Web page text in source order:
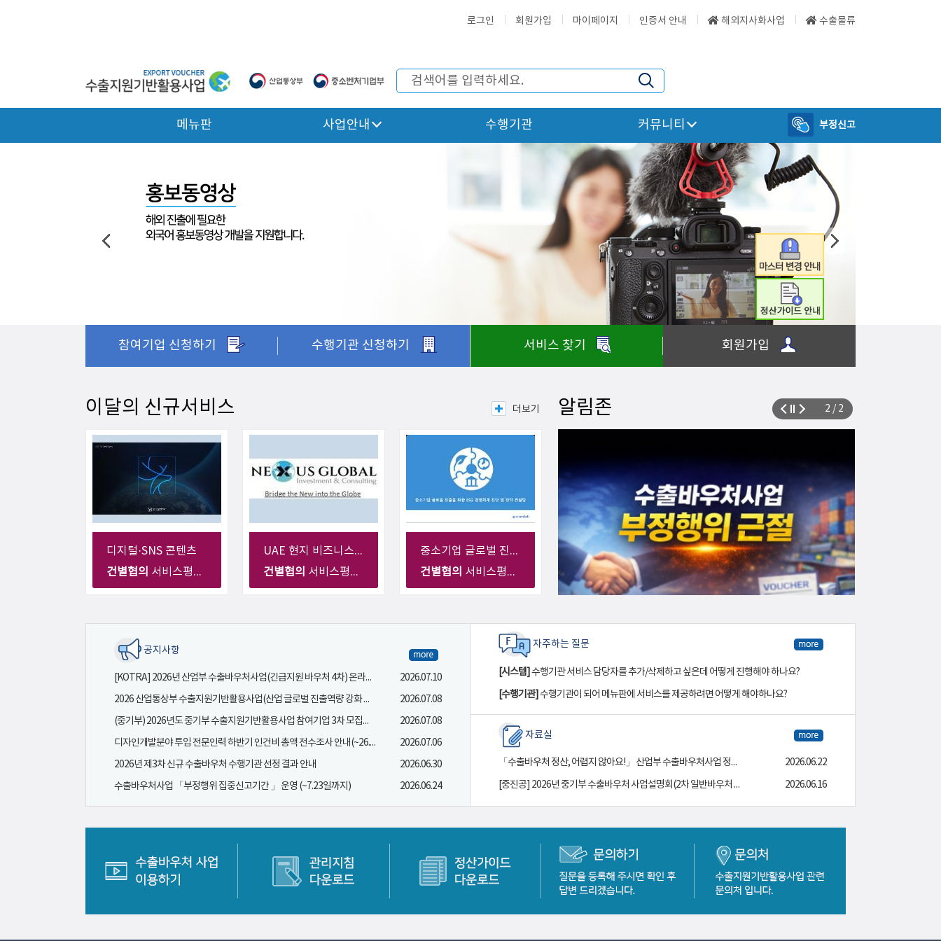
로그인 회원가입 마이페이지 인증서 안내 해외지사화사업 수출물류
메뉴판 사업안내 수행기관 커뮤니티 부정신고
참여기업 신청하기 수행기관 신청하기 서비스 찾기 회원가입
이달의 신규서비스
디지털·SNS 콘텐츠
건별협의 서비스평균가 : 0원
UAE 현지 비즈니스 미팅 및 해외영업 지원 서비스
건별협의 서비스평균가 : 0원
중소기업 글로벌 진출을 위한 ESG 경영체계 진단 및 전략 컨설팅
건별협의 서비스평균가 : 0원
더보기 알림존 2 / 2
공지사항
[KOTRA] 2026년 산업부 수출바우처사업(긴급지원 바우처 4차) 온라인 신청 설명회 안내
2026.07.10
2026 산업통상부 수출지원기반활용사업(산업 글로벌 진출역량 강화 사업_긴급지원바우처4차) 참여기업 모집안내
2026.07.08
(중기부) 2026년도 중기부 수출지원기반활용사업 참여기업 3차 모집공고
2026.07.08
디자인개발분야 투입 전문인력 하반기 인건비 총액 전수조사 안내(~26.07.29)
2026.07.06
2026년 제3차 신규 수출바우처 수행기관 선정 결과 안내
2026.06.30
수출바우처사업 「부정행위 집중신고기간 」 운영 (~7.23일까지)
2026.06.24
자주하는 질문
[시스템] 수행기관 서비스 담당자를 추가/삭제하고 싶은데 어떻게 진행해야 하나요?
[수행기관] 수행기관이 되어 메뉴판에 서비스를 제공하려면 어떻게 해야하나요?
자료실
「수출바우처 정산, 어렵지 않아요!」 산업부 수출바우처사업 정산가이드 안내 영상
2026.06.22
[중진공] 2026년 중기부 수출바우처 사업설명회(2차 일반바우처 참여기업) 자료 게시
2026.06.16